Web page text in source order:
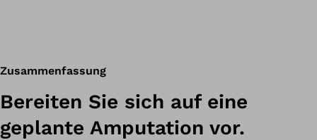
Zusammenfassung
Bereiten Sie sich auf eine
geplante Amputation vor.